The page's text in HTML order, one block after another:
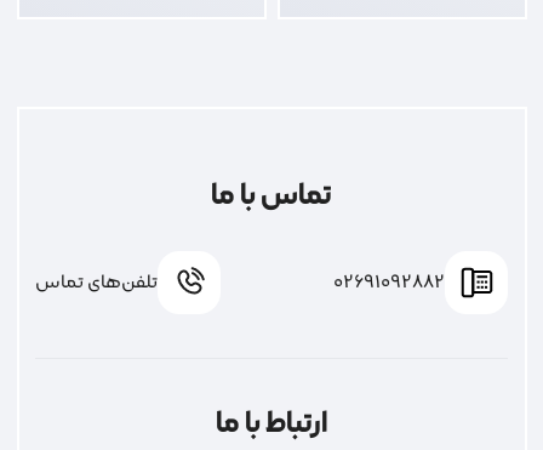
تماس با ما
02691092882 تلفن‌های تماس
ارتباط با ما